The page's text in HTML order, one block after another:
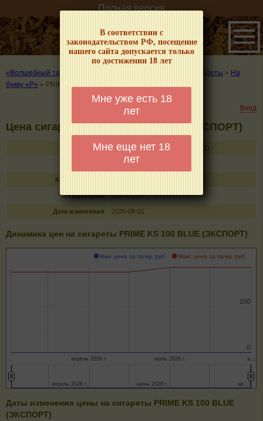
В соответствии с
законодательством РФ, посещение
нашего сайта допускается только
по достижении 18 лет
Мне уже есть 18
лет
Мне еще нет 18
лет
Полная версия
«Волшебный табачок» – о табаке и курении Цены на сигареты » На
букву «P» » PRIME KS 100 BLUE (ЭКСПОРТ)
Вход
Цена сигарет PRIME KS 100 BLUE (ЭКСПОРТ)
Название PRIME KS 100 BLUE (ЭКСПОРТ)
сигареты с фильтром
Кол-во в пачке
Текущая цена 185.00 руб
Дата изменения 2026-08-01
Динамика цен на сигареты PRIME KS 100 BLUE (ЭКСПОРТ)
Мин цена за пачку, руб. Макс цена за пачку, руб.
… апрель 2026 г. июнь 2026 г. а…
0
0
100
100
апрель 2026 г.
апрель 2026 г. июнь 2026 г.
июнь 2026 г. ав…
ав…
Даты изменения цены на сигареты PRIME KS 100 BLUE
(ЭКСПОРТ)